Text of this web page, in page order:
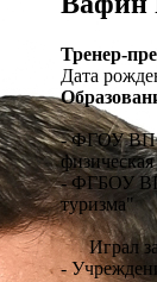
Тренер-
Дата
- ФГОУ ВПО
- ФГБОУ
туризма"
Играл за
-